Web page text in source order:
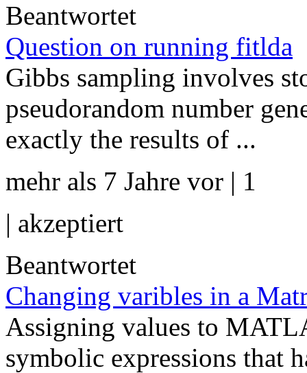
Beantwortet
Question on running fitlda
Gibbs sampling involves
pseudorandom number
exactly the results of ...
mehr als 7 Jahre vor | 1
| akzeptiert
Beantwortet
Changing varibles in a
Assigning values to
symbolic expressions that